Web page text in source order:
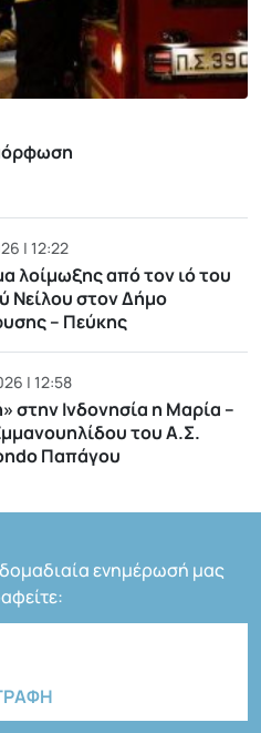
| 12:22
λοίμωξης από τον ιό του
Νείλου στον Δήμο
– Πεύκης
| 12:58
στην Ινδονησία η Μαρία –
του Α.Σ.
Παπάγου
ενημέρωσή μας